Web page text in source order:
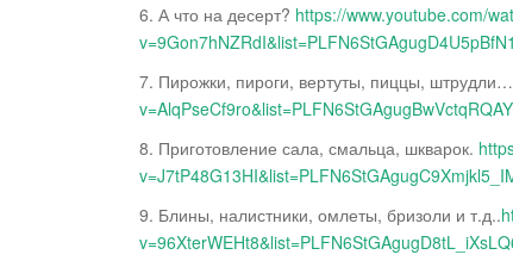
6. А что на десерт? https://www.youtube.com/
7. Пирожки, пироги, вертуты, пиццы,
8. Приготовление сала, смальца, шкварок.
9. Блины, налистники, омлеты, бризоли и т.д..